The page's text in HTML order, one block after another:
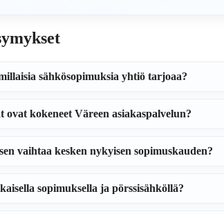
sähkösopimuksia yhtiö tarjoaa?
kokeneet Väreen asiakaspalvelun?
vaihtaa kesken nykyisen sopimuskauden?
sopimuksella ja pörssisähköllä?